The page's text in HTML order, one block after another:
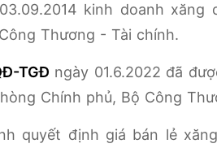
kinh doanh xăng
Thương - Tài chính.
TGĐ ngày 01.6.2022 đã
Chính phủ, Bộ Công
quyết định giá bán lẻ